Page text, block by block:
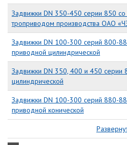
Задвижки DN 350-450 серии 850
троприводом производства ОАО
Задвижки DN 100-300 серий 800-
приводной цилиндрической
Задвижки DN 350, 400 и 450 серии
цилиндрической
Задвижки DN 100-300 серий 880-
приводной конической